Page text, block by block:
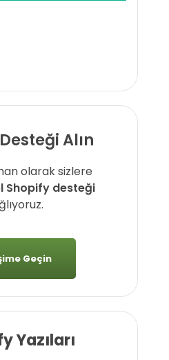
Alın
olarak sizlere
Shopify desteği
Geçin
Yazıları